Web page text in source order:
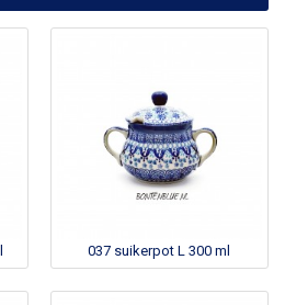
037 suikerpot L 300 ml